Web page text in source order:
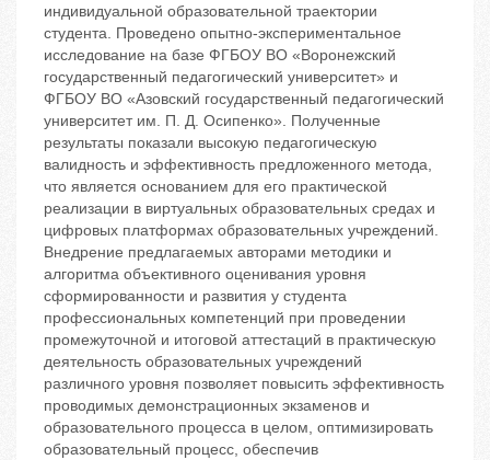
индивидуальной образовательной траектории
студента. Проведено опытно-экспериментальное
исследование на базе ФГБОУ ВО «Воронежский
государственный педагогический университет» и
ФГБОУ ВО «Азовский государственный педагогический
университет им. П. Д. Осипенко». Полученные
результаты показали высокую педагогическую
валидность и эффективность предложенного метода,
что является основанием для его практической
реализации в виртуальных образовательных средах и
цифровых платформах образовательных учреждений.
Внедрение предлагаемых авторами методики и
алгоритма объективного оценивания уровня
сформированности и развития у студента
профессиональных компетенций при проведении
промежуточной и итоговой аттестаций в практическую
деятельность образовательных учреждений
различного уровня позволяет повысить эффективность
проводимых демонстрационных экзаменов и
образовательного процесса в целом, оптимизировать
образовательный процесс, обеспечив